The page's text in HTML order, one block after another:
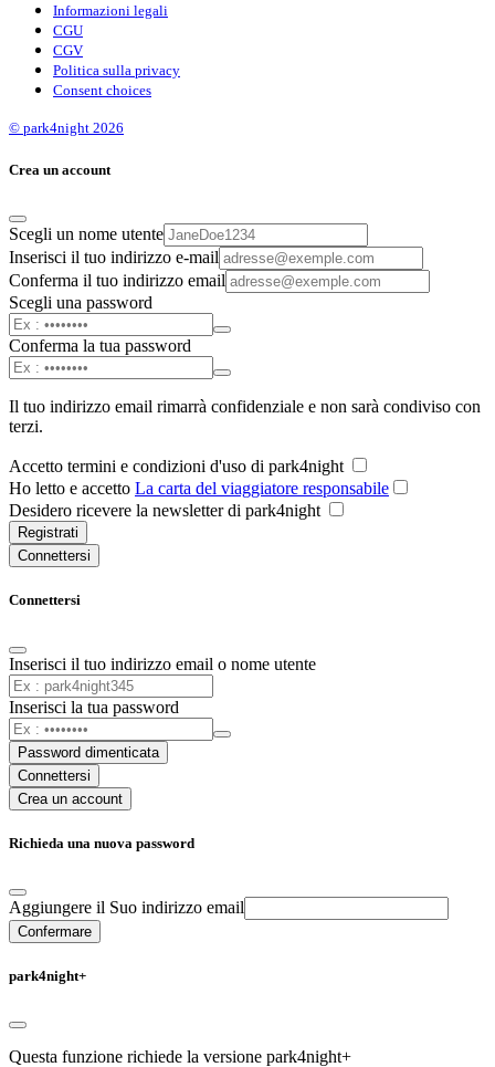
Informazioni legali
CGU
CGV
Politica sulla privacy
Consent choices
© park4night 2026
Crea un account
Scegli un nome utente
Inserisci il tuo indirizzo e-mail
Conferma il tuo indirizzo email
Scegli una password
Conferma la tua password
Il tuo indirizzo email rimarrà confidenziale e non sarà condiviso con
terzi.
Accetto termini e condizioni d'uso di park4night
Ho letto e accetto La carta del viaggiatore responsabile
Desidero ricevere la newsletter di park4night
Registrati
Connettersi
Connettersi
Inserisci il tuo indirizzo email o nome utente
Inserisci la tua password
Password dimenticata
Connettersi
Crea un account
Richieda una nuova password
Aggiungere il Suo indirizzo email
Confermare
park4night+
Questa funzione richiede la versione park4night+